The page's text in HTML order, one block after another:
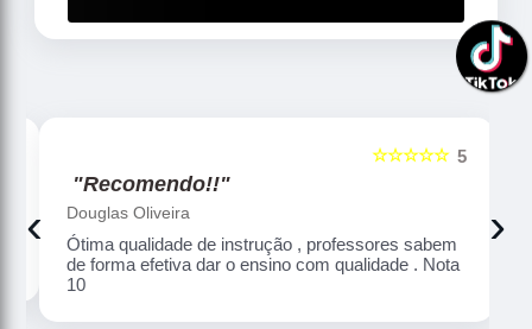
5
☆☆☆☆☆
"Recomendo!!"
Douglas Oliveira
Ótima qualidade de instrução , professores sabem
de forma efetiva dar o ensino com qualidade . Nota
10
‹ ›